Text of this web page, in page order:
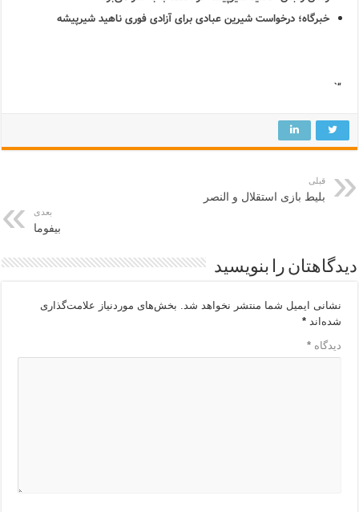
خبرگاه؛ درخواست شیرین عبادی برای آزادی فوری ناهید شیرپیشه
“`
قبلی
بلیط بازی استقلال و النصر
بعدی
بیفوما
دیدگاهتان را بنویسید
نشانی ایمیل شما منتشر نخواهد شد.
بخش‌های موردنیاز علامت‌گذاری
شده‌اند*
دیدگاه*